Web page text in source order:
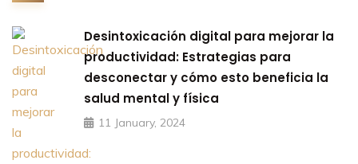
Desintoxicación digital para mejorar la
productividad: Estrategias para
desconectar y cómo esto beneficia la
salud mental y física
11 January, 2024